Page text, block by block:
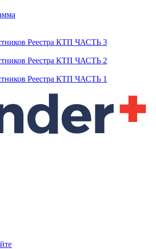
Реестра КТП ЧАСТЬ 3
Реестра КТП ЧАСТЬ 2
Реестра КТП ЧАСТЬ 1